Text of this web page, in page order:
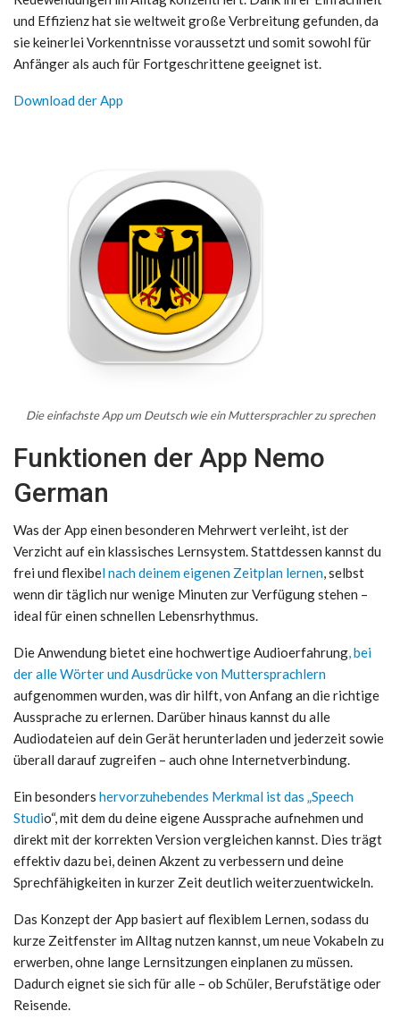
und Effizienz hat sie weltweit große Verbreitung gefunden, da
sie keinerlei Vorkenntnisse voraussetzt und somit sowohl für
Anfänger als auch für Fortgeschrittene geeignet ist.
Download der App
Die einfachste App um Deutsch wie ein Muttersprachler zu sprechen
Funktionen der App Nemo
German
Was der App einen besonderen Mehrwert verleiht, ist der
Verzicht auf ein klassisches Lernsystem. Stattdessen kannst du
frei und flexibel nach deinem eigenen Zeitplan lernen, selbst
wenn dir täglich nur wenige Minuten zur Verfügung stehen –
ideal für einen schnellen Lebensrhythmus.
Die Anwendung bietet eine hochwertige Audioerfahrung, bei
der alle Wörter und Ausdrücke von Muttersprachlern
aufgenommen wurden, was dir hilft, von Anfang an die richtige
Aussprache zu erlernen. Darüber hinaus kannst du alle
Audiodateien auf dein Gerät herunterladen und jederzeit sowie
überall darauf zugreifen – auch ohne Internetverbindung.
Ein besonders hervorzuhebendes Merkmal ist das „Speech
Studio“, mit dem du deine eigene Aussprache aufnehmen und
direkt mit der korrekten Version vergleichen kannst. Dies trägt
effektiv dazu bei, deinen Akzent zu verbessern und deine
Sprechfähigkeiten in kurzer Zeit deutlich weiterzuentwickeln.
Das Konzept der App basiert auf flexiblem Lernen, sodass du
kurze Zeitfenster im Alltag nutzen kannst, um neue Vokabeln zu
erwerben, ohne lange Lernsitzungen einplanen zu müssen.
Dadurch eignet sie sich für alle – ob Schüler, Berufstätige oder
Reisende.